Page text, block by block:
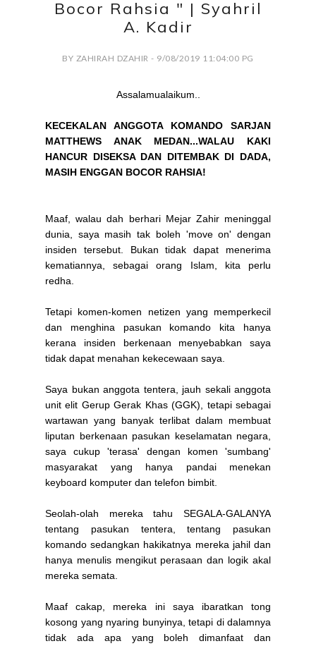
Bocor Rahsia " | Syahril
A. Kadir
BY ZAHIRAH DZAHIR - 9/08/2019 11:04:00 PG
Assalamualaikum
KECEKALAN ANGGOTA KOMANDO SARJAN
MATTHEWS ANAK MEDAN...WALAU KAKI
HANCUR DISEKSA DAN DITEMBAK DI DADA,
MASIH ENGGAN BOCOR RAHSIA!
Maaf, walau dah berhari Mejar Zahir meninggal
dunia, saya masih tak boleh 'move on' dengan
insiden tersebut. Bukan tidak dapat menerima
kematiannya, sebagai orang Islam, kita perlu
redha.
Tetapi komen-komen netizen yang memperkecil
dan menghina pasukan komando kita hanya
kerana insiden berkenaan menyebabkan saya
tidak dapat menahan kekecewaan saya.
Saya bukan anggota tentera, jauh sekali anggota
unit elit Gerup Gerak Khas (GGK), tetapi sebagai
wartawan yang banyak terlibat dalam membuat
liputan berkenaan pasukan keselamatan negara,
saya cukup 'terasa' dengan komen 'sumbang'
masyarakat yang hanya pandai menekan
keyboard komputer dan telefon bimbit.
Seolah-olah mereka tahu SEGALA-GALANYA
tentang pasukan tentera, tentang pasukan
komando sedangkan hakikatnya mereka jahil dan
hanya menulis mengikut perasaan dan logik akal
mereka semata.
Maaf cakap, mereka ini saya ibaratkan tong
kosong yang nyaring bunyinya, tetapi di dalamnya
tidak ada apa yang boleh dimanfaat dan